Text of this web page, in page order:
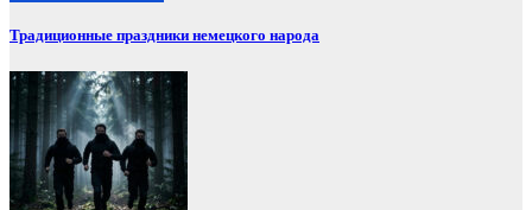
Традиционные праздники немецкого народа